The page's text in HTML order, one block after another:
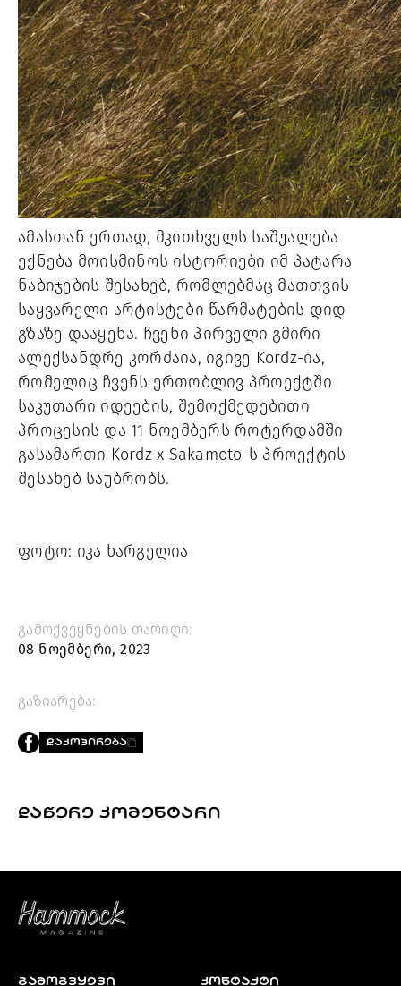
ამასთან ერთად, მკითხველს საშუალება
ექნება მოისმინოს ისტორიები იმ პატარა
ნაბიჯების შესახებ, რომლებმაც მათთვის
საყვარელი არტისტები წარმატების დიდ
გზაზე დააყენა. ჩვენი პირველი გმირი
ალექსანდრე კორძაია, იგივე Kordz-ია,
რომელიც ჩვენს ერთობლივ პროექტში
საკუთარი იდეების, შემოქმედებითი
პროცესის და 11 ნოემბერს როტერდამში
გასამართი Kordz x Sakamoto-ს პროექტის
შესახებ საუბრობს.
ფოტო: იკა ხარგელია
გამოქვეყნების თარიღი:
08 ნოემბერი, 2023
გაზიარება:
ᲓᲐᲙᲝᲞᲘᲠᲔᲑᲐ
ᲓᲐᲬᲔᲠᲔ ᲙᲝᲛᲔᲜᲢᲐᲠᲘ
ᲒᲐᲛᲝᲒᲕᲧᲔᲕᲘ კონტაქტი